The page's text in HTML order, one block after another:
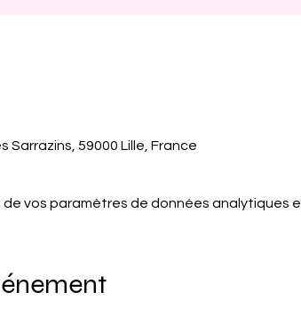
Sarrazins, 59000 Lille, France
vos paramètres de données analytiques